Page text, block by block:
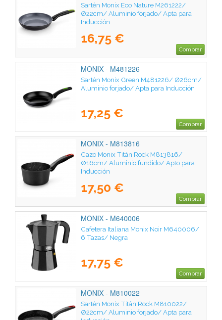
Sartén Monix Eco Nature M261222/
Ø22cm/ Aluminio forjado/ Apta para
Inducción
16,75 €
Comprar
MONIX - M481226
Sartén Monix Green M481226/ Ø26cm/
Aluminio forjado/ Apta para Inducción
17,25 €
Comprar
MONIX - M813816
Cazo Monix Titán Rock M813816/
Ø16cm/ Aluminio fundido/ Apto para
Inducción
17,50 €
Comprar
MONIX - M640006
Cafetera Italiana Monix Noir M640006/
6 Tazas/ Negra
17,75 €
Comprar
MONIX - M810022
Sartén Monix Titán Rock M810022/
Ø22cm/ Aluminio forjado/ Apta para